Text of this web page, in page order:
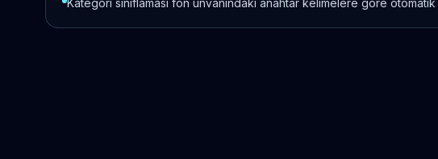
Kategori sınıflaması fon unvanındaki anahtar kelimelere göre otomatik